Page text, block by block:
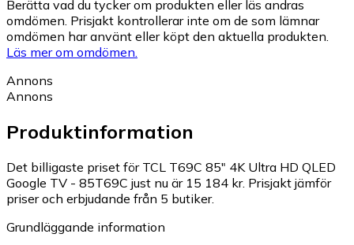
Berätta vad du tycker om produkten eller läs andras
omdömen. Prisjakt kontrollerar inte om de som lämnar
omdömen har använt eller köpt den aktuella produkten.
Läs mer om omdömen.
Annons
Annons
Produktinformation
Det billigaste priset för TCL T69C 85" 4K Ultra HD QLED
Google TV - 85T69C just nu är 15 184 kr. Prisjakt jämför
priser och erbjudande från 5 butiker.
Grundläggande information